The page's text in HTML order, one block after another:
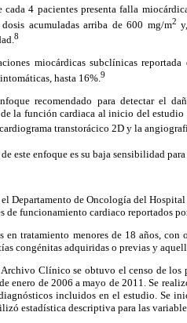
cada 4 pacientes presenta falla
acumuladas arriba de 600 mg/m2
8
miocárdicas subclínicas
hasta 16%. 9
recomendado para detectar el
la función cardiaca al inicio del
transtorácico 2D y la
este enfoque es su baja sensibilidad
Departamento de Oncología del
de funcionamiento cardiaco reportados
en tratamiento menores de 18 años,
congénitas adquiridas o previas y
Clínico se obtuvo el censo de
enero de 2006 a mayo de 2011. Se
incluidos en el estudio. Se
estadística descriptiva para las